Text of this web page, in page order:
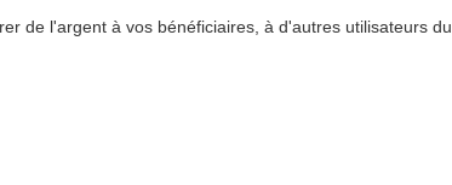
de l'argent à vos bénéficiaires, à d'autres utilisateurs du